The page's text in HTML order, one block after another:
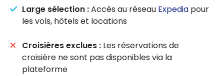
Large sélection :Accès au réseau Expedia pour
les vols, hôtels et locations
Croisières exclues : Les réservations de
croisière ne sont pas disponibles via la
plateforme